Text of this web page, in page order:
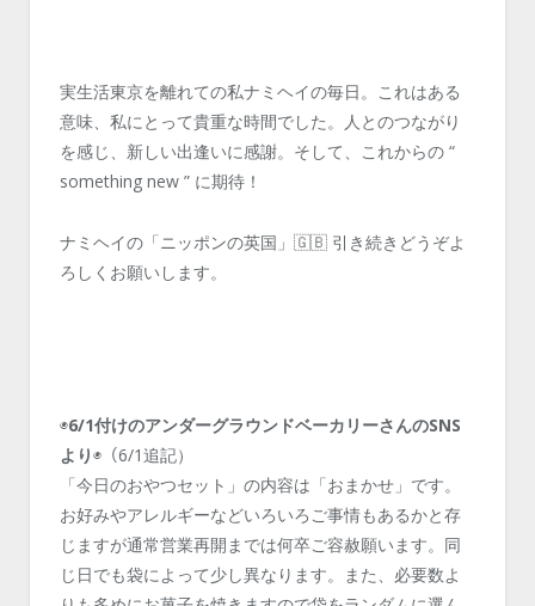
実生活東京を離れての私ナミヘイの毎日。これはある
意味、私にとって貴重な時間でした。人とのつながり
を感じ、新しい出逢いに感謝。そして、これからの “
something new ” に期待！
ナミヘイの「ニッポンの英国」🇬🇧 引き続きどうぞよ
ろしくお願いします。
◉6/1付けのアンダーグラウンドベーカリーさんのSNS
より◉（6/1追記）
「今日のおやつセット」の内容は「おまかせ」です。
お好みやアレルギーなどいろいろご事情もあるかと存
じますが通常営業再開までは何卒ご容赦願います。同
じ日でも袋によって少し異なります。また、必要数よ